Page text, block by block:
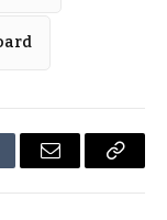
Email
Copy